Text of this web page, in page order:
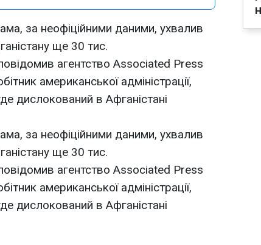
за неофіційними даними, ухвалив
ще 30 тис.
агентство Associated Press
американської адміністрації,
дислокований в Афганістані
за неофіційними даними, ухвалив
ще 30 тис.
агентство Associated Press
американської адміністрації,
дислокований в Афганістані